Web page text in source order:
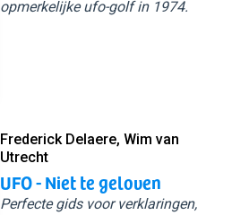
opmerkelijke ufo-golf in 1974.
Frederick Delaere, Wim van
Utrecht
UFO - Niet te geloven
Perfecte gids voor verklaringen,